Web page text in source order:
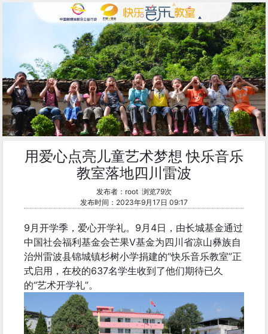
用爱心点亮儿童艺术梦想 快乐音乐
教室落地四川雷波
发布者：root 浏览79次
发布时间：2023年9月17日 09:17
9月开学季，爱心开学礼。9月4日，由长城基金通过
中国社会福利基金会芒果V基金为四川省凉山彝族自
治州雷波县锦城镇杉树小学捐建的“快乐音乐教室”正
式启用，在校的637名学生收到了他们期待已久
的“艺术开学礼”。